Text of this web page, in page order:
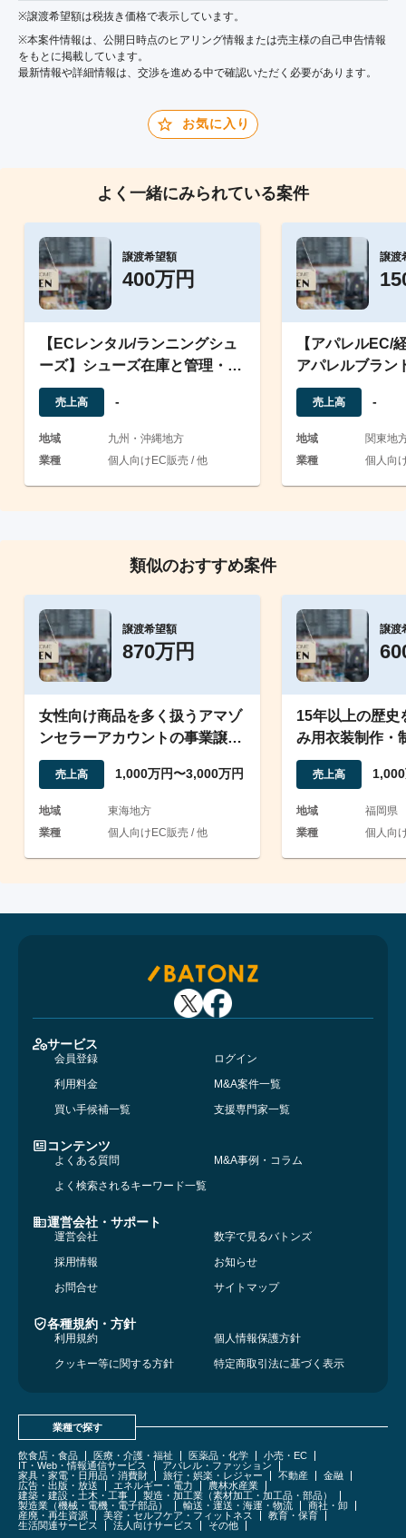
※譲渡希望額は税抜き価格で表示しています。
※本案件情報は、公開日時点のヒアリング情報または売主様の自己申告情報
をもとに掲載しています。
最新情報や詳細情報は、交渉を進める中で確認いただく必要があります。
お気に入り
よく一緒にみられている案件
譲渡希望額
400万円
【ECレンタル/ランニングシュ
ーズ】シューズ在庫と管理・配
送元の引継ぎ可
売上高 -
地域
九州・沖縄地方
業種
個人向けEC販売 / 他
譲渡
【アパレルEC/
アパレルブラン
と在庫・製造元
売上高 -
地域
関東地
業種
個人向
類似のおすすめ案件
譲渡希望額
870万円
女性向け商品を多く扱うアマゾ
ンセラーアカウントの事業譲渡/
引継ぎ後即営業可能
売上高 1,000万円〜3,000万円
地域
東海地方
業種
個人向けEC販売 / 他
譲渡
15年以上の歴史
み用衣装制作・
連のEC事業の
売上高
地域
福岡県
業種
個人向
サービス
会員登録
ログイン
利用料金
M&A案件一覧
買い手候補一覧
支援専門家一覧
コンテンツ
よくある質問
M&A事例・コラム
よく検索されるキーワード一覧
運営会社・サポート
運営会社
数字で見るバトンズ
採用情報
お知らせ
お問合せ
サイトマップ
各種規約・方針
利用規約
個人情報保護方針
クッキー等に関する方針
特定商取引法に基づく表示
業種で探す
飲食店・食品 医療・介護・福祉 医薬品・化学
小売・EC
IT・Web・情報通信サービス
アパレル・ファッション
家具・家電・日用品・消費財
旅行・娯楽・レジャー 不動産
金融
広告・出版・放送
エネルギー・電力
農林水産業
建築・建設・土木・工事
製造・加工業（素材加工・加工品・部品）
製造業（機械・電機・電子部品）
輸送・運送・海運・物流
商社・卸
産廃・再生資源
美容・セルフケア・フィットネス
教育・保育
生活関連サービス
法人向けサービス その他